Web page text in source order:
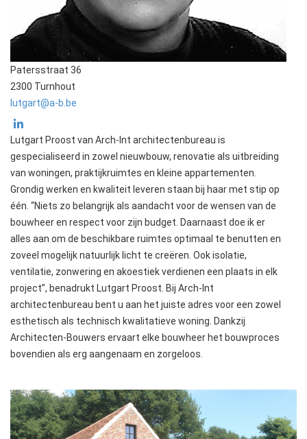
Patersstraat 36
2300 Turnhout
lutgart@a-b.be
Lutgart Proost van Arch-Int architectenbureau is
gespecialiseerd in zowel nieuwbouw, renovatie als uitbreiding
van woningen, praktijkruimtes en kleine appartementen.
Grondig werken en kwaliteit leveren staan bij haar met stip op
één. “Niets zo belangrijk als aandacht voor de wensen van de
bouwheer en respect voor zijn budget. Daarnaast doe ik er
alles aan om de beschikbare ruimtes optimaal te benutten en
zoveel mogelijk natuurlijk licht te creëren. Ook isolatie,
ventilatie, zonwering en akoestiek verdienen een plaats in elk
project”, benadrukt Lutgart Proost. Bij Arch-Int
architectenbureau bent u aan het juiste adres voor een zowel
esthetisch als technisch kwalitatieve woning. Dankzij
Architecten-Bouwers ervaart elke bouwheer het bouwproces
bovendien als erg aangenaam en zorgeloos.